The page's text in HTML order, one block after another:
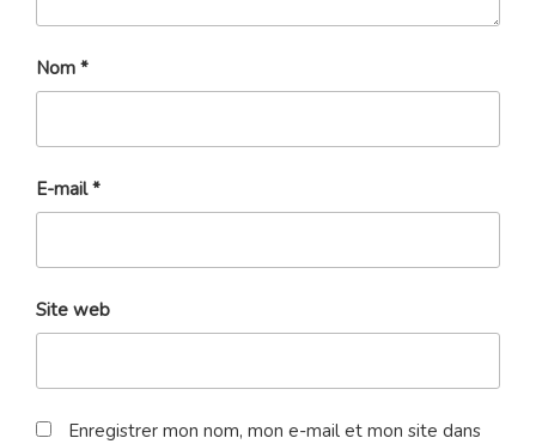
Nom *
E-mail*
Site web
Enregistrer mon nom, mon e-mail et mon site dans